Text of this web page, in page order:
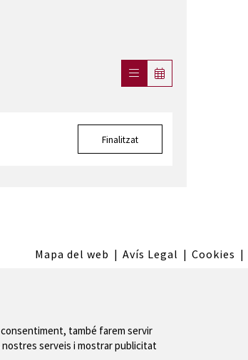
Finalitzat
Mapa del web | Avís Legal | Cookies |
també farem servir
serveis i mostrar publicitat